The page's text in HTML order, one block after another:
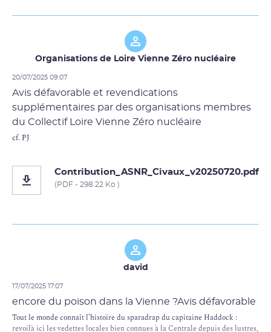
Organisations de Loire Vienne Zéro nucléaire
20/07/2025 09:07
Avis défavorable et revendications
supplémentaires par des organisations membres
du Collectif Loire Vienne Zéro nucléaire
cf. PJ
Contribution_ASNR_Civaux_v20250720.pdf
(PDF - 298.22 Ko )
david
17/07/2025 17:07
encore du poison dans la Vienne ?Avis défavorable
Tout le monde connaît l’histoire du sparadrap du capitaine Haddock :
revoilà ici les vedettes locales bien connues à la Centrale depuis des lustres,